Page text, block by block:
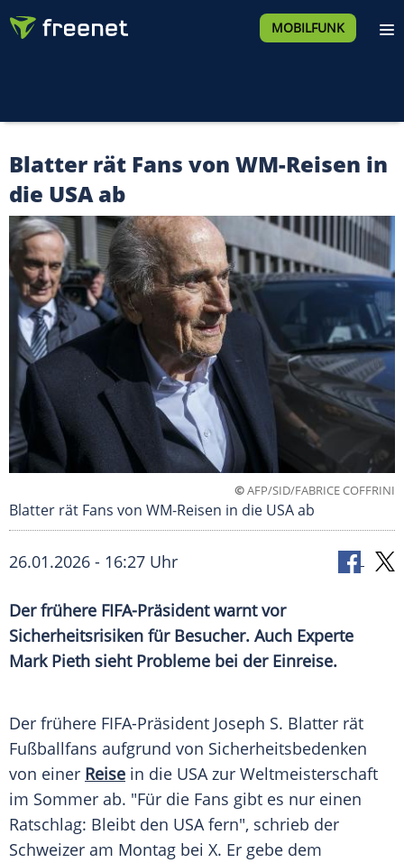
MOBILFUNK
Blatter rät Fans von WM-Reisen in
die USA ab
©AFP/SID/FABRICE COFFRINI
Blatter rät Fans von WM-Reisen in die USA ab
26.01.2026 - 16:27 Uhr
Der frühere FIFA-Präsident warnt vor
Sicherheitsrisiken für Besucher. Auch Experte
Mark Pieth sieht Probleme bei der Einreise.
Der frühere FIFA-Präsident Joseph S. Blatter rät
Fußballfans aufgrund von Sicherheitsbedenken
von einer Reise in die USA zur Weltmeisterschaft
im Sommer ab. "Für die Fans gibt es nur einen
Ratschlag: Bleibt den USA fern", schrieb der
Schweizer am Montag bei X. Er gebe dem